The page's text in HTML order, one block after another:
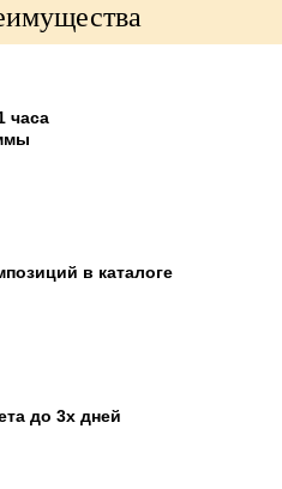
часа
в каталоге
до 3х дней